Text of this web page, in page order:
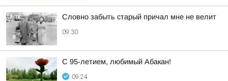
Словно забыть старый причал мне не велит
09:30
С 95-летием, любимый Абакан!
09:24